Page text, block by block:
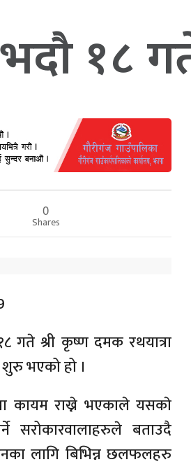
भदाै १८
0
Shares
श्री कृष्ण दमक रथयात्रा
भएको हो ।
कायम राख्ने भएकाले यसकाे
सरोकारवालाहरुले बताउदै
लागि बिभिन्न छलफलहरु